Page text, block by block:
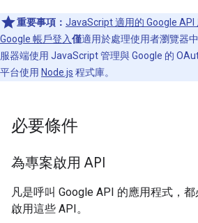
重要事項： JavaScript 適用的 Google API
Google 帳戶登入僅適用於處理使用者瀏覽器
服器端使用 JavaScript 管理與 Google 的
平台使用 Node.js 程式庫。
必要條件
為專案啟用 API
凡是呼叫 Google API 的應用程式，
啟用這些 API。